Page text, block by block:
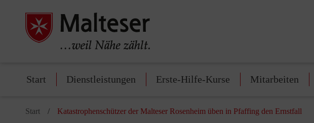
Start Dienstleistungen Erste-Hilfe-Kurse Mitarbeiten
Start Katastrophenschützer der Malteser Rosenheim üben in Pfaffing den Ernstfall